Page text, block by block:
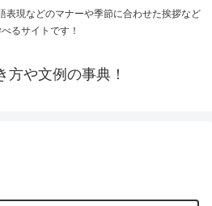
表現などのマナーや季節に合わせた挨拶など
るサイトです！
方や文例の事典！